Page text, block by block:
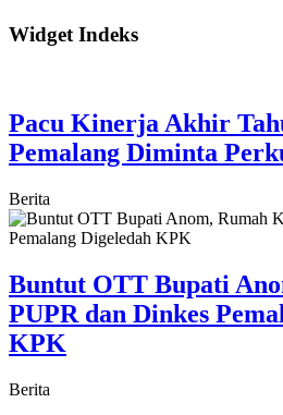
Widget Indeks
Pacu Kinerja Akhir
Pemalang Diminta
Berita
Buntut OTT Bupati
PUPR dan Dinkes
KPK
Berita